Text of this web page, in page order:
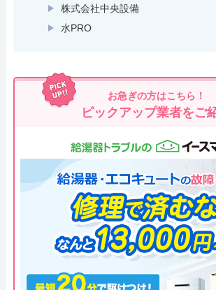
株式会社中央設備
水PRO
お急ぎの方はこちら！
ピックアップ業者をご